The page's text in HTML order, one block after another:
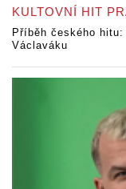
KULTOVNÍ HIT
Příběh českého
Václaváku